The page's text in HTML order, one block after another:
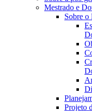
Mestrado e
Sobre o
Projeto